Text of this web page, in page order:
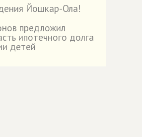
Йошкар-Ола!
предложил
ипотечного долга
детей